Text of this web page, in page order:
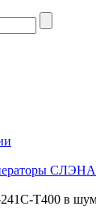
Т400 в